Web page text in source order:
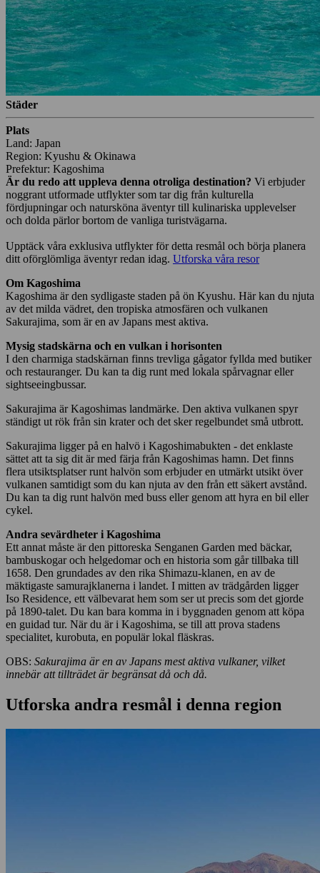
Städer
Plats
Land: Japan
Region: Kyushu & Okinawa
Prefektur: Kagoshima
Är du redo att uppleva denna otroliga destination? Vi erbjuder
noggrant utformade utflykter som tar dig från kulturella
fördjupningar och natursköna äventyr till kulinariska upplevelser
och dolda pärlor bortom de vanliga turistvägarna.
Upptäck våra exklusiva utflykter för detta resmål och börja planera
ditt oförglömliga äventyr redan idag. Utforska våra resor
Om Kagoshima
Kagoshima är den sydligaste staden på ön Kyushu. Här kan du njuta
av det milda vädret, den tropiska atmosfären och vulkanen
Sakurajima, som är en av Japans mest aktiva.
Mysig stadskärna och en vulkan i horisonten
I den charmiga stadskärnan finns trevliga gågator fyllda med butiker
och restauranger. Du kan ta dig runt med lokala spårvagnar eller
sightseeingbussar.
Sakurajima är Kagoshimas landmärke. Den aktiva vulkanen spyr
ständigt ut rök från sin krater och det sker regelbundet små utbrott.
Sakurajima ligger på en halvö i Kagoshimabukten - det enklaste
sättet att ta sig dit är med färja från Kagoshimas hamn. Det finns
flera utsiktsplatser runt halvön som erbjuder en utmärkt utsikt över
vulkanen samtidigt som du kan njuta av den från ett säkert avstånd.
Du kan ta dig runt halvön med buss eller genom att hyra en bil eller
cykel.
Andra sevärdheter i Kagoshima
Ett annat måste är den pittoreska Senganen Garden med bäckar,
bambuskogar och helgedomar och en historia som går tillbaka till
1658. Den grundades av den rika Shimazu-klanen, en av de
mäktigaste samurajklanerna i landet. I mitten av trädgården ligger
Iso Residence, ett välbevarat hem som ser ut precis som det gjorde
på 1890-talet. Du kan bara komma in i byggnaden genom att köpa
en guidad tur. När du är i Kagoshima, se till att prova stadens
specialitet, kurobuta, en populär lokal fläskras.
OBS: Sakurajima är en av Japans mest aktiva vulkaner, vilket
innebär att tillträdet är begränsat då och då.
Utforska andra resmål i denna region